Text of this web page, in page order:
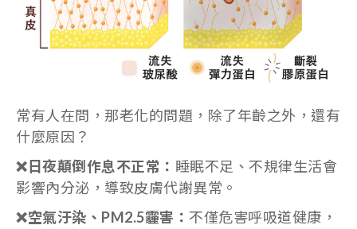
常有人在問，那老化的問題，除了年齡之外，還有
什麼原因？
❌日 夜顛倒作息不正常 ： 睡眠不足、不規律生活會
影響內分泌，導致皮膚代謝異常。
❌空氣汙染、PM2.5霾害 ： 不僅危害呼吸道健康，